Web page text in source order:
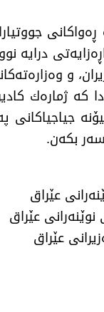
ڕەواكانی
درایە
و
كە ژمارەك
جیاجیاكانی
بكەن.
عێراق
عێراق
عێراق